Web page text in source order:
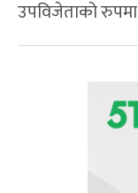
उपविजेताको